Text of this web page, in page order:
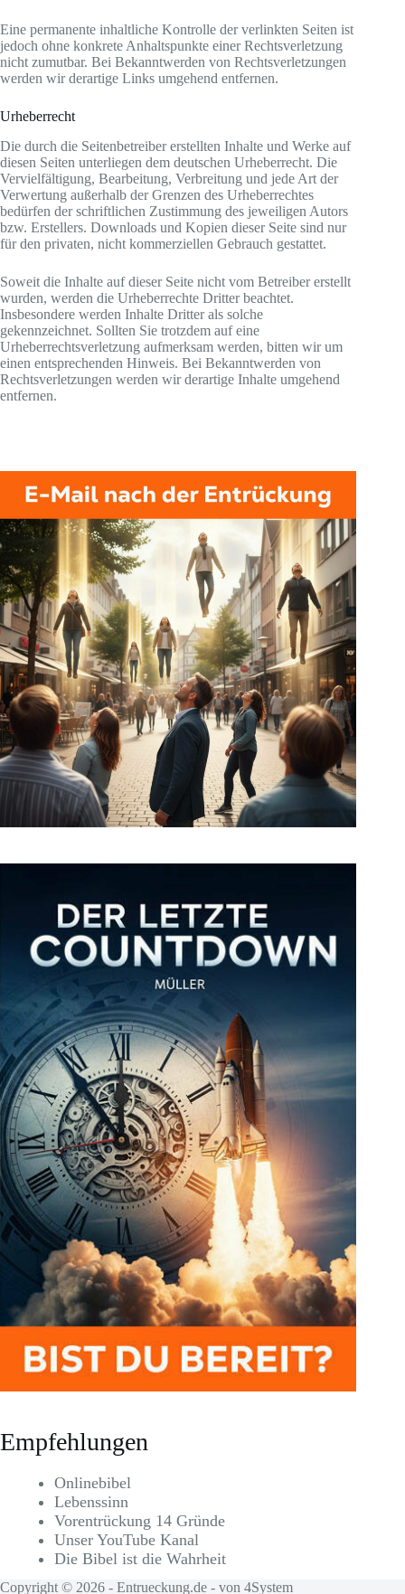
Eine permanente inhaltliche Kontrolle der verlinkten Seiten ist
jedoch ohne konkrete Anhaltspunkte einer Rechtsverletzung
nicht zumutbar. Bei Bekanntwerden von Rechtsverletzungen
werden wir derartige Links umgehend entfernen.
Urheberrecht
Die durch die Seitenbetreiber erstellten Inhalte und Werke auf
diesen Seiten unterliegen dem deutschen Urheberrecht. Die
Vervielfältigung, Bearbeitung, Verbreitung und jede Art der
Verwertung außerhalb der Grenzen des Urheberrechtes
bedürfen der schriftlichen Zustimmung des jeweiligen Autors
bzw. Erstellers. Downloads und Kopien dieser Seite sind nur
für den privaten, nicht kommerziellen Gebrauch gestattet.
Soweit die Inhalte auf dieser Seite nicht vom Betreiber erstellt
wurden, werden die Urheberrechte Dritter beachtet.
Insbesondere werden Inhalte Dritter als solche
gekennzeichnet. Sollten Sie trotzdem auf eine
Urheberrechtsverletzung aufmerksam werden, bitten wir um
einen entsprechenden Hinweis. Bei Bekanntwerden von
Rechtsverletzungen werden wir derartige Inhalte umgehend
entfernen.
Empfehlungen
Onlinebibel
Lebenssinn
Vorentrückung 14 Gründe
Unser YouTube Kanal
Die Bibel ist die Wahrheit
Copyright © 2026 - Entrueckung.de - von 4System